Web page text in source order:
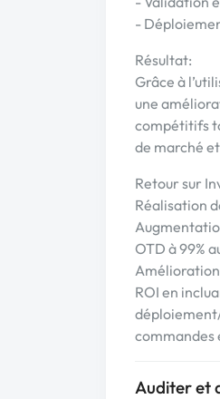
-
Résultat:
Grâce à
une
compétitifs
de marché
Retour sur
Réalisation
OTD à 99%
Amélioration
ROI en
commandes
Auditer et